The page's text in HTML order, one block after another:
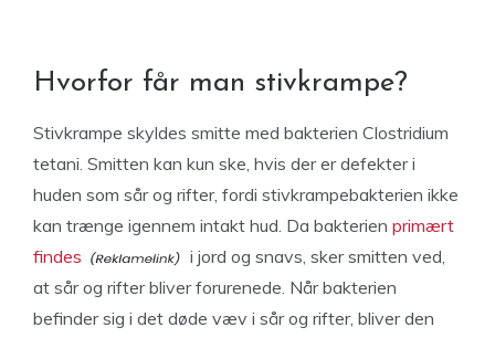
Hvorfor får man stivkrampe?
Stivkrampe skyldes smitte med bakterien Clostridium
tetani. Smitten kan kun ske, hvis der er defekter i
huden som sår og rifter, fordi stivkrampebakterien ikke
kan trænge igennem intakt hud. Da bakterien primært
findes
i jord og snavs, sker smitten ved,
at sår og rifter bliver forurenede. Når bakterien
befinder sig i det døde væv i sår og rifter, bliver den